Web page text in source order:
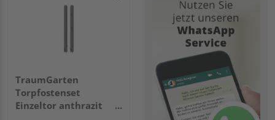
TraumGarten
Torpfostenset
Einzeltor anthrazit